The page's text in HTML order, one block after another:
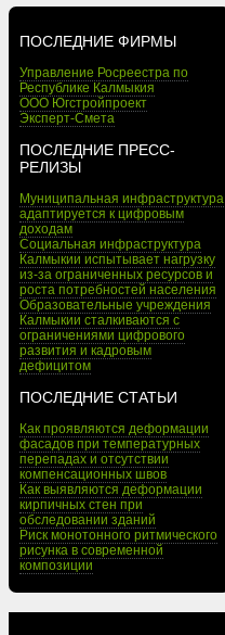
ПОСЛЕДНИЕ ФИРМЫ
Управление Росреестра по
Республике Калмыкия
ООО Югстройпроект
Эксперт-Смета
ПОСЛЕДНИЕ ПРЕСС-
РЕЛИЗЫ
Муниципальная инфраструктура
адаптируется к цифровым
доходам
Социальная инфраструктура
Калмыкии испытывает нагрузку
из-за ограниченных ресурсов и
роста потребностей населения
Образовательные учреждения
Калмыкии сталкиваются с
ограничениями цифрового
развития и кадровым
дефицитом
ПОСЛЕДНИЕ СТАТЬИ
Как проявляются деформации
фасадов при температурных
перепадах и отсутствии
компенсационных швов
Как выявляются деформации
кирпичных стен при
обследовании зданий
Риск монотонного ритмического
рисунка в современной
композиции